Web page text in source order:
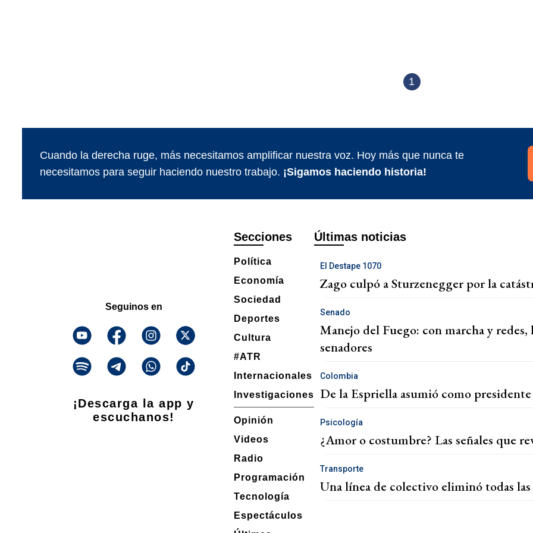
1
Cuando la derecha ruge, más necesitamos amplificar nuestra voz. Hoy más que nunca te
necesitamos para seguir haciendo nuestro trabajo. ¡Sigamos haciendo historia!
Seguinos en
¡Descarga la app y
escuchanos!
Secciones
Política
Economía
Sociedad
Deportes
Cultura
#ATR
Internacionales
Investigaciones
Opinión
Videos
Radio
Programación
Tecnología
Espectáculos
Últimas noticias
El Destape 1070
Zago culpó a Sturzenegger por la
Senado
Manejo del Fuego: con marcha y
senadores
Colombia
De la Espriella asumió como
Psicología
¿Amor o costumbre? Las señales que
Transporte
Una línea de colectivo eliminó todas